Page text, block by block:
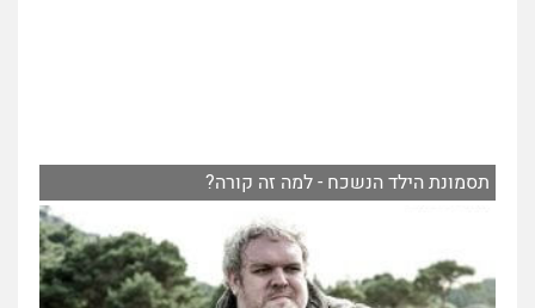
תסמונת הילד הנשכח - למה זה קורה?